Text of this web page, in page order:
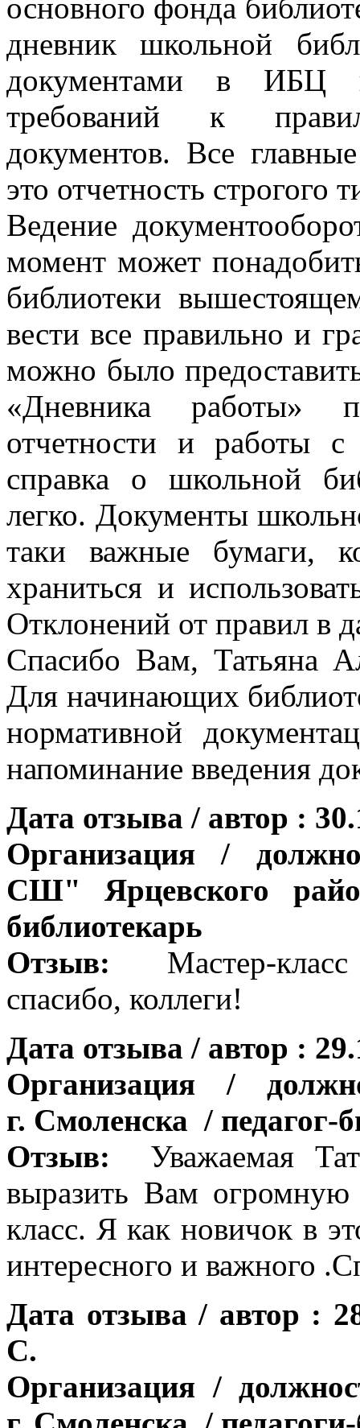
основного фонда
дневник школьной
документами в ИБЦ
требований к
документов. Все
это отчетность строгого
Ведение
момент может
библиотеки
вести все правильно и
можно было
«Дневника работы»
отчетности и работы
справка о школьной
легко. Документы
таки важные бумаги,
храниться и
Отклонений от правил в
Спасибо Вам, Татьяна
Для начинающих
нормативной
напоминание введения
Дата отзыва / автор :
Организация /
СШ" Ярцевского
библиотекарь
Отзыв: Мастер-
спасибо, коллеги!
Дата отзыва / автор :
Организация /
г. Смоленска / педагог-
Отзыв: Уважаемая
выразить Вам огромную
класс. Я как новичок в
интересного и важного
Дата отзыва / автор :
С.
Организация /